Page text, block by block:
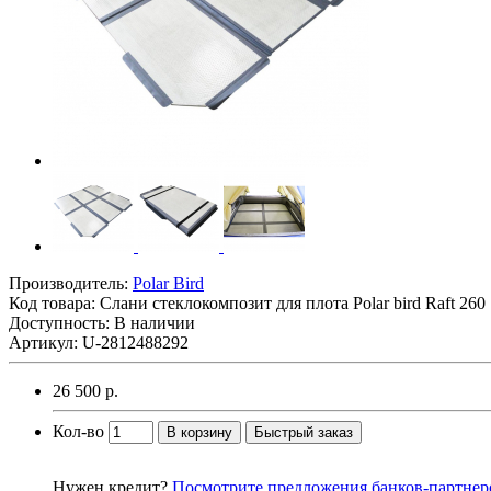
Производитель: Polar Bird
Код товара: Слани стеклокомпозит для плота Polar bird Raft 260
Доступность: В наличии
Артикул: U-2812488292
26 500 р.
Кол-во В корзину Быстрый заказ
Нужен кредит? Посмотрите предложения банков-